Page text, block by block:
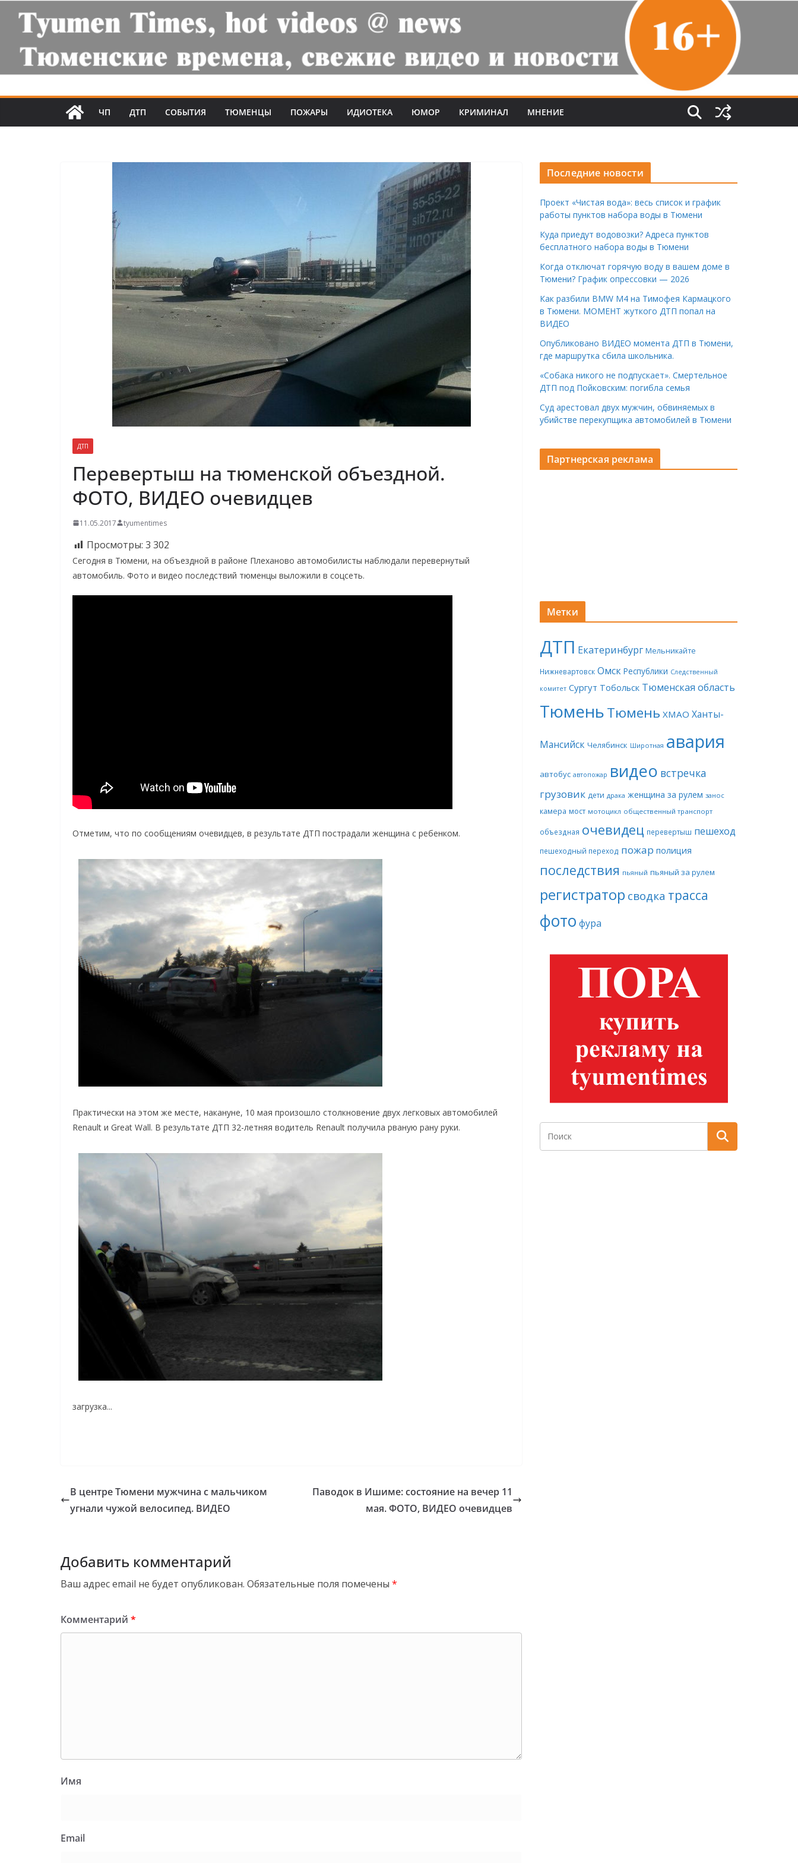
ЧП ДТП СОБЫТИЯ ТЮМЕНЦЫ ПОЖАРЫ ИДИОТЕКА ЮМОР КРИМИНАЛ МНЕНИЕ
ДТП
Перевертыш на тюменской объездной.
ФОТО, ВИДЕО очевидцев
11.05.2017 tyumentimes
Просмотры: 3 302
Сегодня в Тюмени, на объездной в районе Плеханово автомобилисты наблюдали перевернутый
автомобиль. Фото и видео последствий тюменцы выложили в соцсеть.
Отметим, что по сообщениям очевидцев, в результате ДТП пострадали женщина с ребенком.
Практически на этом же месте, накануне, 10 мая произошло столкновение двух легковых автомобилей
Renault и Great Wall. В результате ДТП 32-летняя водитель Renault получила рваную рану руки.
загрузка...
В центре Тюмени мужчина с мальчиком
угнали чужой велосипед. ВИДЕО
Паводок в Ишиме: состояние на вечер 11
мая. ФОТО, ВИДЕО очевидцев
Добавить комментарий
Ваш адрес email не будет опубликован. Обязательные поля помечены *
Комментарий *
Имя
Email
Последние новости
Проект «Чистая вода»: весь список и график
работы пунктов набора воды в Тюмени
Куда приедут водовозки? Адреса пунктов
бесплатного набора воды в Тюмени
Когда отключат горячую воду в вашем доме в
Тюмени? График опрессовки — 2026
Как разбили BMW M4 на Тимофея Кармацкого
в Тюмени. МОМЕНТ жуткого ДТП попал на
ВИДЕО
Опубликовано ВИДЕО момента ДТП в Тюмени,
где маршрутка сбила школьника.
«Собака никого не подпускает». Смертельное
ДТП под Пойковским: погибла семья
Суд арестовал двух мужчин, обвиняемых в
убийстве перекупщика автомобилей в Тюмени
Партнерская реклама
Метки
ДТП Екатеринбург Мельникайте
Нижневартовск Омск Республики Следственный
комитет Сургут Тобольск Тюменская область
ТюменьТюмень ХМАО Ханты-
Мансийск Челябинск Широтная авария
автобус автопожар видео встречка
грузовик дети драка женщина за рулем занос
камера мост мотоцикл общественный транспорт
объездная очевидец перевертыш пешеход
пешеходный переход пожар полиция
последствия пьяный пьяный за рулем
регистратор сводка трасса
фото фура